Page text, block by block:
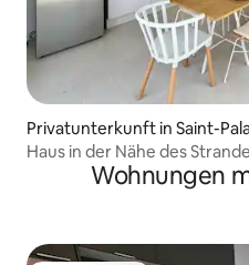
Privatunterkunft in Saint-
Haus in der Nähe des
Wohnungen